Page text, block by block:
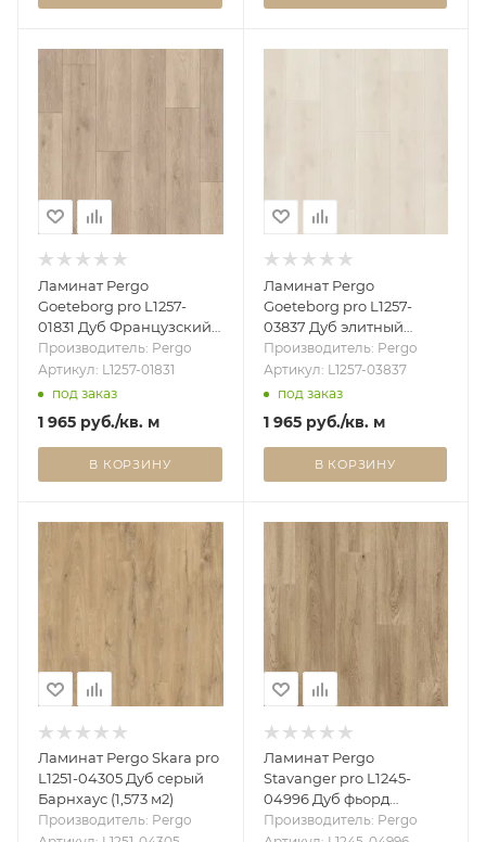
Ламинат Pergo
Goeteborg pro L1257-
01831 Дуб Французский
(1,596 м2)
Производитель: Pergo
Артикул: L1257-01831
под заказ
1 965 руб./кв. м
В КОРЗИНУ
Ламинат Pergo
Goeteborg pro L1257-
03837 Дуб элитный
бежевый (1,596 м2)
Производитель: Pergo
Артикул: L1257-03837
под заказ
1 965руб./кв. м
В КОРЗИНУ
Ламинат Pergo Skara pro
L1251-04305 Дуб серый
Барнхаус (1,573 м2)
Производитель: Pergo
Ламинат Pergo
Stavanger pro L1245-
04996 Дуб фьорд
(2,306м2)
Производитель: Pergo